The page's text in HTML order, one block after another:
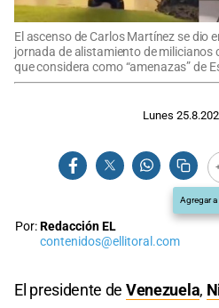
El ascenso de Carlos Martínez se dio
jornada de alistamiento de
que considera como “amenazas” de
Lunes
Agregar
Por:Redacción EL
contenidos@ellitoral.com
El presidente de Venezuela,